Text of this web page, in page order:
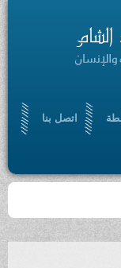
اتصل بنا